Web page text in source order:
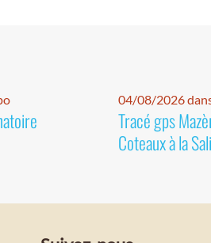
04/08/2026
Tracé gps
Coteaux à la